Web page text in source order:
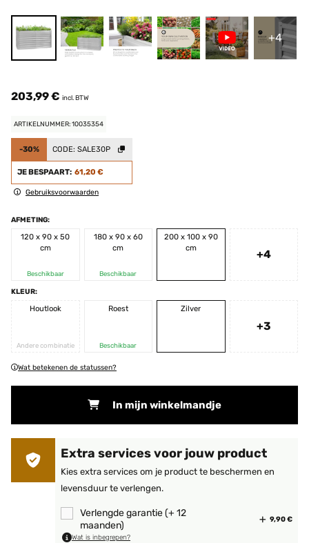
+4
203,99 € incl. BTW
ARTIKELNUMMER: 10035354
-30% CODE: SALE30P
JE BESPAART: 61,20 €
Gebruiksvoorwaarden
AFMETING:
120 x 90 x 50
cm
Beschikbaar
180 x 90 x 60
cm
Beschikbaar
200 x 100 x 90
cm
+4
KLEUR:
Houtlook
Andere combinatie
Roest
Beschikbaar
Zilver
+3
Wat betekenen de statussen?
In mijn winkelmandje
Extra services voor jouw product
Kies extra services om je product te beschermen en
levensduur te verlengen.
Verlengde garantie (+ 12
maanden)
9,90 €
Wat is inbegrepen?